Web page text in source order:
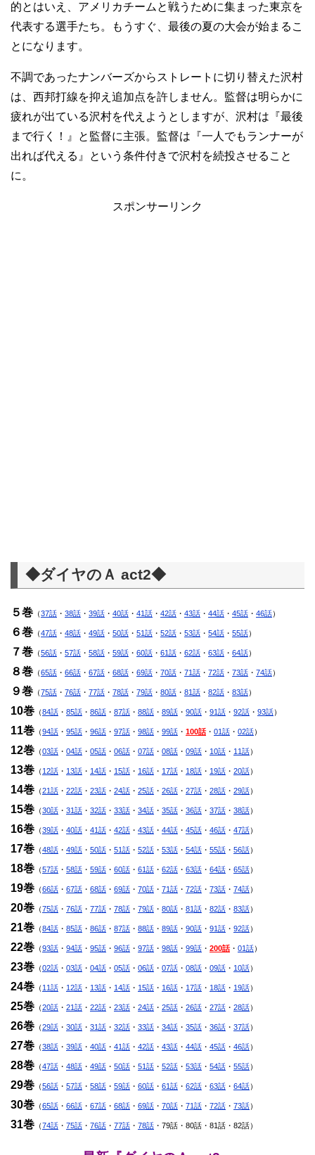
的とはいえ、アメリカチームと戦うために集まった東京を
代表する選手たち。もうすぐ、最後の夏の大会が始まるこ
とになります。
不調であったナンバーズからストレートに切り替えた沢村
は、西邦打線を抑え追加点を許しません。監督は明らかに
疲れが出ている沢村を代えようとしますが、沢村は『最後
まで行く！』と監督に主張。監督は『一人でもランナーが
出れば代える』という条件付きで沢村を続投させること
に。
スポンサーリンク
◆ダイヤのＡ act2◆
５巻 （37話 ・ 38話 ・ 39話 ・ 40話 ・ 41話 ・ 42話 ・ 43話 ・ 44話 ・ 45話 ・ 46話）
６巻 （47話 ・ 48話 ・ 49話 ・ 50話 ・ 51話 ・ 52話 ・ 53話 ・ 54話 ・ 55話）
７巻 （56話 ・ 57話 ・ 58話 ・ 59話 ・ 60話 ・ 61話 ・ 62話 ・ 63話 ・ 64話）
８巻 （65話 ・ 66話 ・ 67話 ・ 68話 ・ 69話 ・ 70話 ・ 71話 ・ 72話 ・ 73話 ・ 74話）
９巻 （75話 ・ 76話 ・ 77話 ・ 78話 ・ 79話 ・ 80話 ・ 81話 ・ 82話 ・ 83話）
10巻 （84話 ・ 85話 ・ 86話 ・ 87話 ・ 88話 ・ 89話 ・ 90話 ・ 91話 ・ 92話 ・ 93話）
11巻 （94話 ・ 95話 ・ 96話 ・ 97話 ・ 98話 ・ 99話 ・ 100話 ・ 01話 ・ 02話）
12巻 （03話 ・ 04話 ・ 05話 ・ 06話 ・ 07話 ・ 08話 ・ 09話 ・ 10話 ・ 11話）
13巻 （12話 ・ 13話 ・ 14話 ・ 15話 ・ 16話 ・ 17話 ・ 18話 ・ 19話 ・ 20話）
14巻 （21話 ・ 22話 ・ 23話 ・ 24話 ・ 25話 ・ 26話 ・ 27話 ・ 28話 ・ 29話）
15巻 （30話 ・ 31話 ・ 32話 ・ 33話 ・ 34話 ・ 35話 ・ 36話 ・ 37話 ・ 38話）
16巻 （39話 ・ 40話 ・ 41話 ・ 42話 ・ 43話 ・ 44話 ・ 45話 ・ 46話 ・ 47話）
17巻 （48話 ・ 49話 ・ 50話 ・ 51話 ・ 52話 ・ 53話 ・ 54話 ・ 55話 ・ 56話）
18巻 （57話 ・ 58話 ・ 59話 ・ 60話 ・ 61話 ・ 62話 ・ 63話 ・ 64話 ・ 65話）
19巻 （66話 ・ 67話 ・ 68話 ・ 69話 ・ 70話 ・ 71話 ・ 72話 ・ 73話 ・ 74話）
20巻 （75話 ・ 76話 ・ 77話 ・ 78話 ・ 79話 ・ 80話 ・ 81話 ・ 82話 ・ 83話）
21巻 （84話 ・ 85話 ・ 86話 ・ 87話 ・ 88話 ・ 89話 ・ 90話 ・ 91話 ・ 92話）
22巻 （93話 ・ 94話 ・ 95話 ・ 96話 ・ 97話 ・ 98話 ・ 99話 ・ 200話 ・ 01話）
23巻 （02話 ・ 03話 ・ 04話 ・ 05話 ・ 06話 ・ 07話 ・ 08話 ・ 09話 ・ 10話）
24巻 （11話 ・ 12話 ・ 13話 ・ 14話 ・ 15話 ・ 16話 ・ 17話 ・ 18話 ・ 19話）
25巻 （20話 ・ 21話 ・ 22話 ・ 23話 ・ 24話 ・ 25話 ・ 26話 ・ 27話 ・ 28話）
26巻 （29話 ・ 30話 ・ 31話 ・ 32話 ・ 33話 ・ 34話 ・ 35話 ・ 36話 ・ 37話）
27巻 （38話 ・ 39話 ・ 40話 ・ 41話 ・ 42話 ・ 43話 ・ 44話 ・ 45話 ・ 46話）
28巻 （47話 ・ 48話 ・ 49話 ・ 50話 ・ 51話 ・ 52話 ・ 53話 ・ 54話 ・ 55話）
29巻 （56話 ・ 57話 ・ 58話 ・ 59話 ・ 60話 ・ 61話 ・ 62話 ・ 63話 ・ 64話）
30巻 （65話 ・ 66話 ・ 67話 ・ 68話 ・ 69話 ・ 70話 ・ 71話 ・ 72話 ・ 73話）
31巻 （74話 ・ 75話 ・ 76話 ・ 77話 ・ 78話 ・79話・80話・81話・82話）